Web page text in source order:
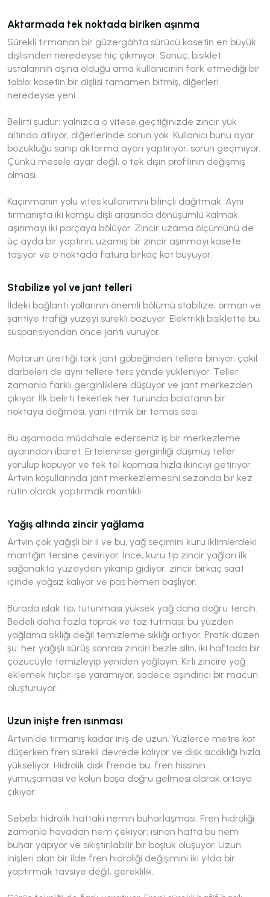
Aktarmada tek noktada biriken aşınma
Sürekli tırmanan bir güzergâhta sürücü kasetin en büyük
dişlisinden neredeyse hiç çıkmıyor. Sonuç, bisiklet
ustalarının aşina olduğu ama kullanıcının fark etmediği bir
tablo: kasetin bir dişlisi tamamen bitmiş, diğerleri
neredeyse yeni.
Belirti şudur: yalnızca o vitese geçtiğinizde zincir yük
altında atlıyor, diğerlerinde sorun yok. Kullanıcı bunu ayar
bozukluğu sanıp aktarma ayarı yaptırıyor, sorun geçmiyor.
Çünkü mesele ayar değil, o tek dişin profilinin değişmiş
olması.
Kaçınmanın yolu vites kullanımını bilinçli dağıtmak. Aynı
tırmanışta iki komşu dişli arasında dönüşümlü kalmak,
aşınmayı iki parçaya bölüyor. Zincir uzama ölçümünü de
üç ayda bir yaptırın; uzamış bir zincir aşınmayı kasete
taşıyor ve o noktada fatura birkaç kat büyüyor.
Stabilize yol ve jant telleri
İldeki bağlantı yollarının önemli bölümü stabilize; orman ve
şantiye trafiği yüzeyi sürekli bozuyor. Elektrikli bisiklette bu,
süspansiyondan önce jantı vuruyor.
Motorun ürettiği tork jant göbeğinden tellere biniyor, çakıl
darbeleri de aynı tellere ters yönde yükleniyor. Teller
zamanla farklı gerginliklere düşüyor ve jant merkezden
çıkıyor. İlk belirti tekerlek her turunda balatanın bir
noktaya değmesi, yani ritmik bir temas sesi.
Bu aşamada müdahale ederseniz iş bir merkezleme
ayarından ibaret. Ertelenirse gerginliği düşmüş teller
yorulup kopuyor ve tek tel kopması hızla ikinciyi getiriyor.
Artvin koşullarında jant merkezlemesini sezonda bir kez
rutin olarak yaptırmak mantıklı.
Yağış altında zincir yağlama
Artvin çok yağışlı bir il ve bu, yağ seçimini kuru iklimlerdeki
mantığın tersine çeviriyor. İnce, kuru tip zincir yağları ilk
sağanakta yüzeyden yıkanıp gidiyor; zincir birkaç saat
içinde yağsız kalıyor ve pas hemen başlıyor.
Burada ıslak tip, tutunması yüksek yağ daha doğru tercih.
Bedeli daha fazla toprak ve toz tutması; bu yüzden
yağlama sıklığı değil temizleme sıklığı artıyor. Pratik düzen
şu: her yağışlı sürüş sonrası zinciri bezle silin, iki haftada bir
çözücüyle temizleyip yeniden yağlayın. Kirli zincire yağ
eklemek hiçbir işe yaramıyor, sadece aşındırıcı bir macun
oluşturuyor.
Uzun inişte fren ısınması
Artvin'de tırmanış kadar iniş de uzun. Yüzlerce metre kot
düşerken fren sürekli devrede kalıyor ve disk sıcaklığı hızla
yükseliyor. Hidrolik disk frende bu, fren hissinin
yumuşaması ve kolun boşa doğru gelmesi olarak ortaya
çıkıyor.
Sebebi hidrolik hattaki nemin buharlaşması. Fren hidroliği
zamanla havadan nem çekiyor; ısınan hatta bu nem
buhar yapıyor ve sıkıştırılabilir bir boşluk oluşuyor. Uzun
inişleri olan bir ilde fren hidroliği değişimini iki yılda bir
yaptırmak tavsiye değil, gereklilik.